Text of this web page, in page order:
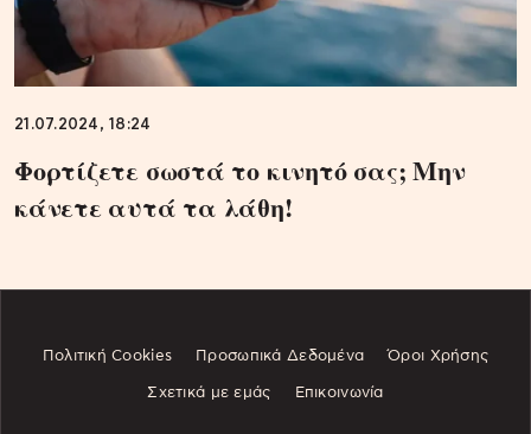
21.07.2024, 18:24
Φορτίζετε σωστά το κινητό σας; Μην
κάνετε αυτά τα λάθη!
Πολιτική Cookies Προσωπικά Δεδομένα Όροι Χρήσης
Σχετικά με εμάς Επικοινωνία